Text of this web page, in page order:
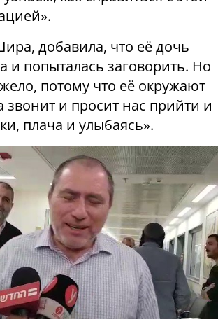
добавила, что её дочь
и попыталась заговорить. Но
потому что её окружают
звонит и просит нас прийти и
плача и улыбаясь».